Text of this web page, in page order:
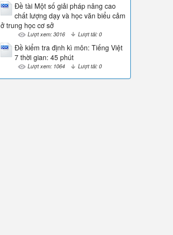
Đề tài Một số giải pháp nâng cao
chất lượng dạy và học văn biểu cảm
ở trung học cơ sở
Lượt xem: 3016 Lượt tải: 0
Đề kiểm tra định kì môn: Tiếng Việt
7 thời gian: 45 phút
Lượt xem: 1064 Lượt tải: 0